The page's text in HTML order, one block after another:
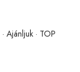
· Ajánljuk · TOP